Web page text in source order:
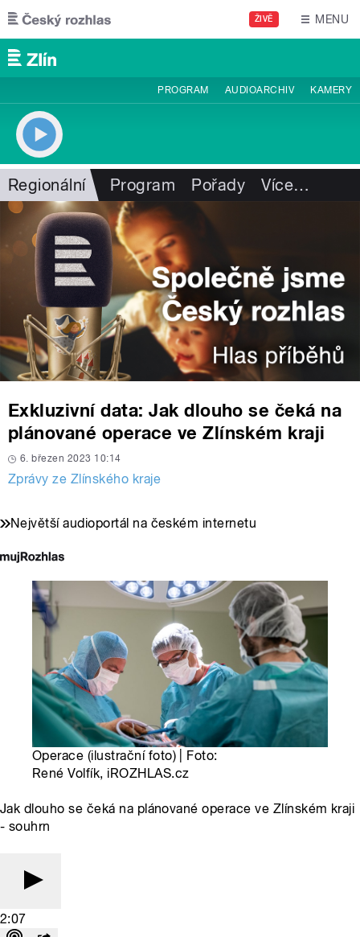
Přejít k hlavnímu obsahu
ŽIVĚ MENU
PROGRAM AUDIOARCHIV KAMERY
Regionální Program Pořady Více…
Exkluzivní data: Jak dlouho se čeká na
plánované operace ve Zlínském kraji
6. březen 2023 10:14
Zprávy ze Zlínského kraje
Největší audioportál na českém internetu
Operace (ilustrační foto) | Foto:
René Volfík, iROZHLAS.cz
Jak dlouho se čeká na plánované operace ve Zlínském kraji
- souhrn
2:07